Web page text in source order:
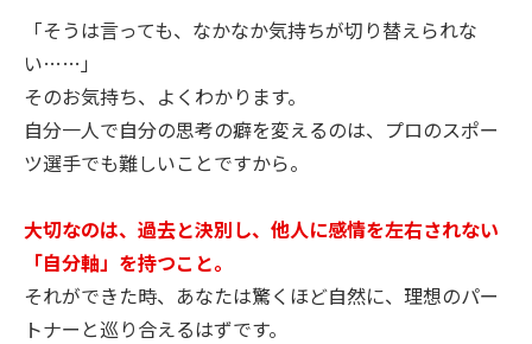
「そうは言っても、なかなか気持ちが切り替えられな
い……」
そのお気持ち、よくわかります。
自分一人で自分の思考の癖を変えるのは、プロのスポー
ツ選手でも難しいことですから。
大切なのは、過去と決別し、他人に感情を左右されない
「自分軸」を持つこと。
それができた時、あなたは驚くほど自然に、理想のパー
トナーと巡り合えるはずです。